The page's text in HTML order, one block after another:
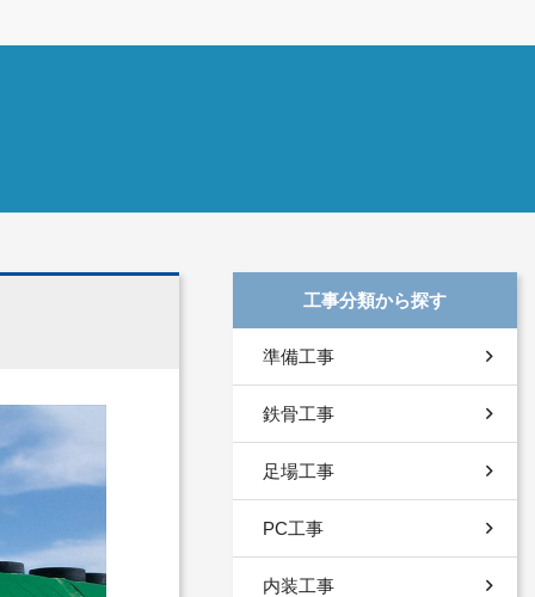
工事分類から探す
準備工事
鉄骨工事
足場工事
PC工事
内装工事